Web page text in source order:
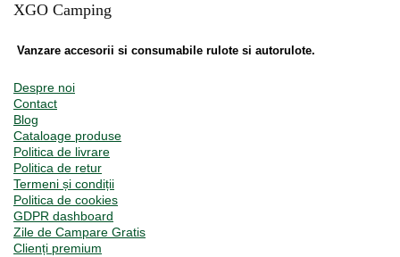
XGO Camping
Vanzare accesorii si consumabile rulote si autorulote.
Despre noi
Contact
Blog
Cataloage produse
Politica de livrare
Politica de retur
Termeni și condiții
Politica de cookies
GDPR dashboard
Zile de Campare Gratis
Clienți premium